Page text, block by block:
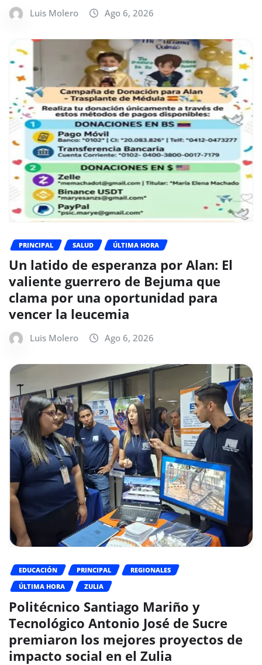
Luis Molero Ago 6, 2026
PRINCIPAL SALUD ÚLTIMA HORA
Un latido de esperanza por Alan: El
valiente guerrero de Bejuma que
clama por una oportunidad para
vencer la leucemia
Luis Molero Ago 6, 2026
EDUCACIÓN PRINCIPAL
REGIONALES
ÚLTIMA HORA
ZULIA
Politécnico Santiago Mariño y
Tecnológico Antonio José de Sucre
premiaron los mejores proyectos de
impacto social en el Zulia